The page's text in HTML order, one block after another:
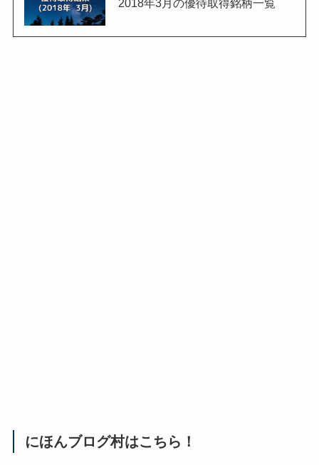
2018年3月の優待取得銘柄一覧
にほんブログ村はこちら！